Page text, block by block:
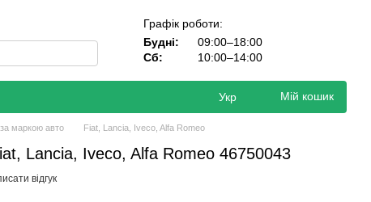
Графік роботи:
Будні:
09:00–18:00
Сб:
10:00–14:00
Укр Мій кошик
маркою авто Fiat, Lancia, Iveco, Alfa Romeo
Lancia, Iveco, Alfa Romeo 46750043
відгук